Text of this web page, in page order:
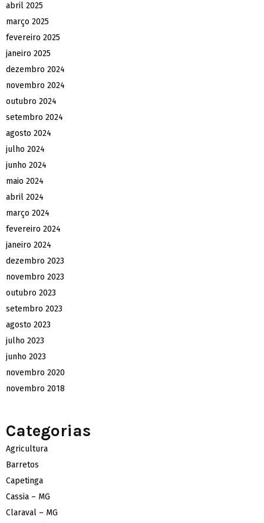
abril 2025
março 2025
fevereiro 2025
janeiro 2025
dezembro 2024
novembro 2024
outubro 2024
setembro 2024
agosto 2024
julho 2024
junho 2024
maio 2024
abril 2024
março 2024
fevereiro 2024
janeiro 2024
dezembro 2023
novembro 2023
outubro 2023
setembro 2023
agosto 2023
julho 2023
junho 2023
novembro 2020
novembro 2018
Categorias
Agricultura
Barretos
Capetinga
Cassia – MG
Claraval – MG